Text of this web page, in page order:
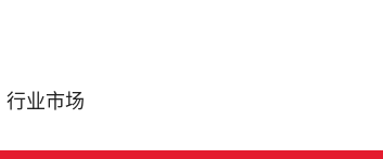
行业市场